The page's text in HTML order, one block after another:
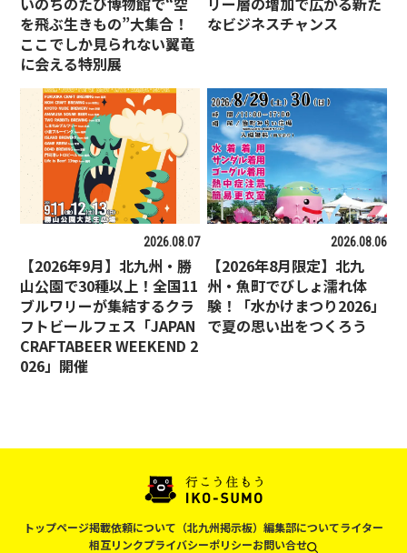
を飛ぶ生きもの”大集合！
ここでしか見られない翼竜
に会える特別展
なビジネスチャンス
2026.08.07
【2026年9月】北九州・勝
山公園で30種以上！全国11
ブルワリーが集結するクラ
フトビールフェス「JAPAN
CRAFTABEER WEEKEND 2
026」開催
2026.08.06
【2026年8月限定】北九
州・魚町でびしょ濡れ体
験！「水かけまつり2026」
で夏の思い出をつくろう
トップページ掲載依頼について（北九州掲示板） 編集部についてライター
相互リンクプライバシーポリシーお問い合せ